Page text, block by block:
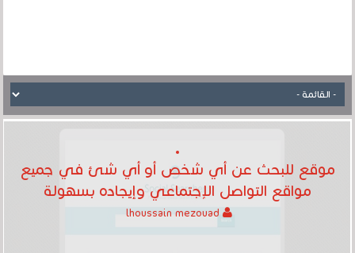
موقع للبحث عن أي شخص أو أي شئ في جميع
مواقع التواصل الإجتماعي وإيجاده بسهولة